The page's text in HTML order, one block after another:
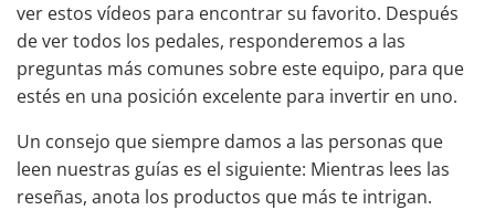
ver estos vídeos para encontrar su favorito. Después
de ver todos los pedales, responderemos a las
preguntas más comunes sobre este equipo, para que
estés en una posición excelente para invertir en uno.
Un consejo que siempre damos a las personas que
leen nuestras guías es el siguiente: Mientras lees las
reseñas, anota los productos que más te intrigan.